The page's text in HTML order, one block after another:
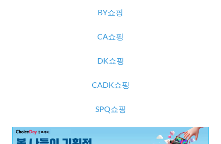
BY쇼핑
CA쇼핑
DK쇼핑
CADK쇼핑
SPQ쇼핑